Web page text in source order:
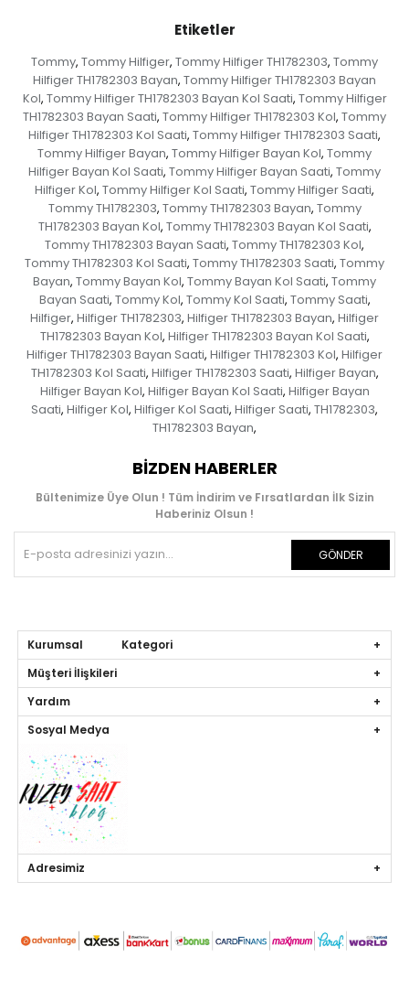
Etiketler
Tommy, Tommy Hilfiger, Tommy Hilfiger TH1782303, Tommy
Hilfiger TH1782303 Bayan, Tommy Hilfiger TH1782303 Bayan
Kol, Tommy Hilfiger TH1782303 Bayan Kol Saati, Tommy Hilfiger
TH1782303 Bayan Saati, Tommy Hilfiger TH1782303 Kol, Tommy
Hilfiger TH1782303 Kol Saati, Tommy Hilfiger TH1782303 Saati,
Tommy Hilfiger Bayan, Tommy Hilfiger Bayan Kol, Tommy
Hilfiger Bayan Kol Saati, Tommy Hilfiger Bayan Saati, Tommy
Hilfiger Kol, Tommy Hilfiger Kol Saati, Tommy Hilfiger Saati,
Tommy TH1782303, Tommy TH1782303 Bayan, Tommy
TH1782303 Bayan Kol, Tommy TH1782303 Bayan Kol Saati,
Tommy TH1782303 Bayan Saati, Tommy TH1782303 Kol,
Tommy TH1782303 Kol Saati, Tommy TH1782303 Saati, Tommy
Bayan, Tommy Bayan Kol, Tommy Bayan Kol Saati, Tommy
Bayan Saati, Tommy Kol, Tommy Kol Saati, Tommy Saati,
Hilfiger, Hilfiger TH1782303, Hilfiger TH1782303 Bayan, Hilfiger
TH1782303 Bayan Kol, Hilfiger TH1782303 Bayan Kol Saati,
Hilfiger TH1782303 Bayan Saati, Hilfiger TH1782303 Kol, Hilfiger
TH1782303 Kol Saati, Hilfiger TH1782303 Saati, Hilfiger Bayan,
Hilfiger Bayan Kol, Hilfiger Bayan Kol Saati, Hilfiger Bayan
Saati, Hilfiger Kol, Hilfiger Kol Saati, Hilfiger Saati, TH1782303,
TH1782303 Bayan,
BIZDEN HABERLER
Bültenimize Üye Olun ! Tüm İndirim ve Fırsatlardan İlk Sizin
Haberiniz Olsun !
GÖNDER
Kurumsal Kategori
Müşteri İlişkileri
Yardım
Sosyal Medya
Adresimiz